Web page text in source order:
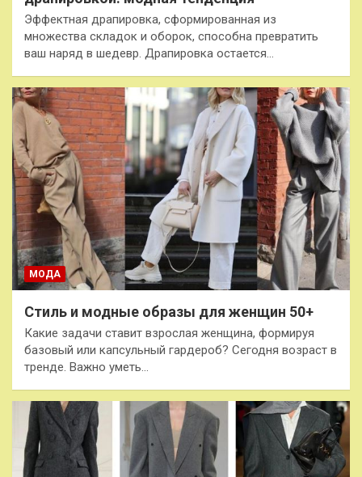
Эффектная драпировка, сформированная из
множества складок и оборок, способна превратить
ваш наряд в шедевр. Драпировка остается…
МОДА
Стиль и модные образы для женщин 50+
Какие задачи ставит взрослая женщина, формируя
базовый или капсульный гардероб? Сегодня возраст в
тренде. Важно уметь…